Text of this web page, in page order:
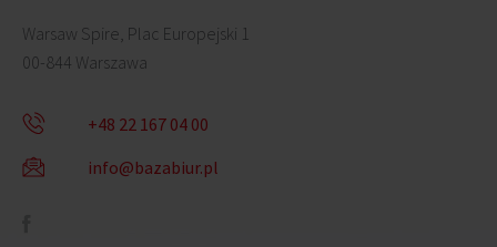
Warsaw Spire, Plac Europejski 1
00-844 Warszawa
+48 22 167 04 00
info@bazabiur.pl